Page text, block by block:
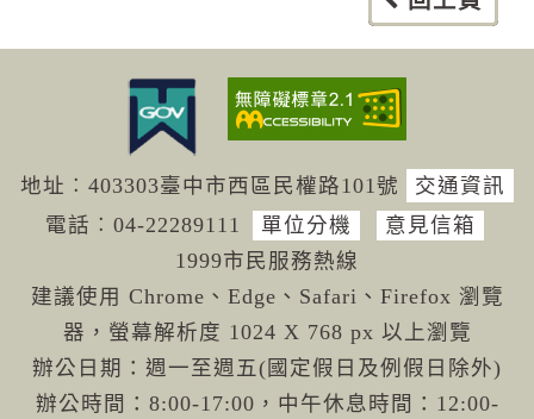
地址︰403303臺中市西區民權路101號
交通資訊
電話︰04-22289111 單位分機
意見信箱
1999市民服務熱線
建議使用 Chrome、Edge、Safari、Firefox 瀏覽
器，螢幕解析度 1024 X 768 px 以上瀏覽
辦公日期：週一至週五(國定假日及例假日除外)
辦公時間：8:00-17:00，中午休息時間：12:00-